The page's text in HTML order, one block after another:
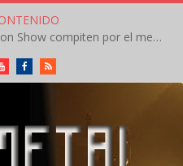
Crónica: In Flames y The Baboon Show compiten por el mejor concierto del día en el Leyendas del Rock – Viernes – Agosto 2026
YoutubeFacebookRSS